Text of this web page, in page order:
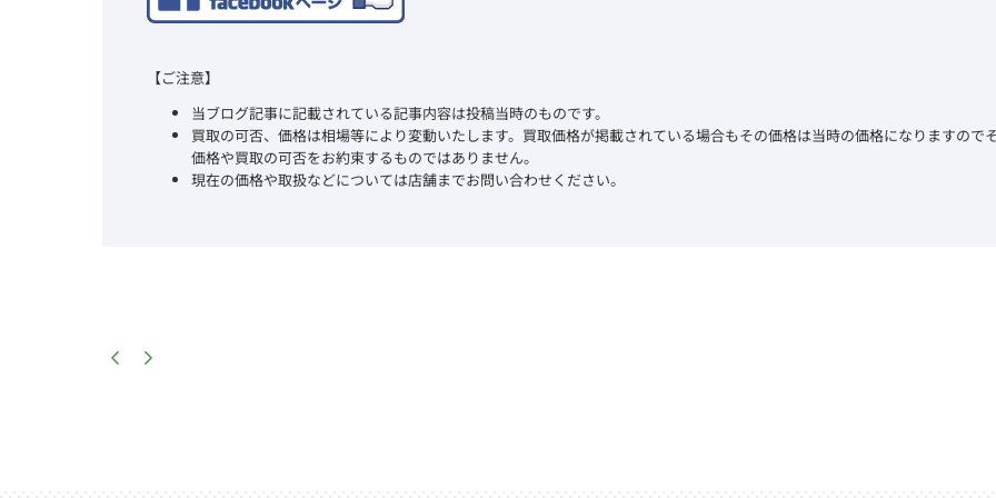
【ご注意】
当ブログ記事に記載されている記事内容は投稿当時のものです。
買取の可否、価格は相場等により変動いたします。買取価格が掲載されている場合もその価格は当時の価格になりますので
価格や買取の可否をお約束するものではありません。
現在の価格や取扱などについては店舗までお問い合わせください。